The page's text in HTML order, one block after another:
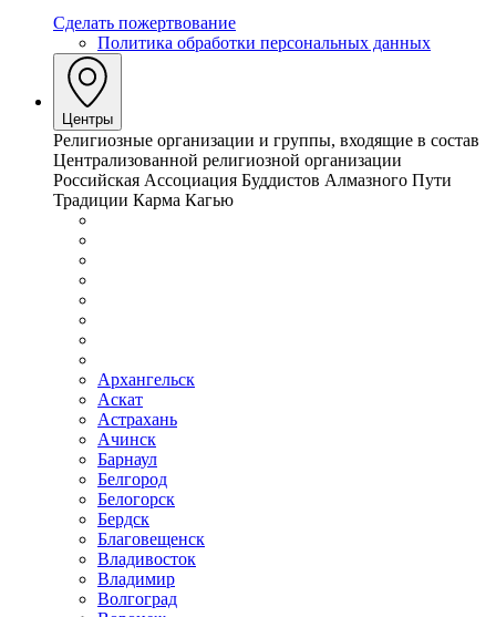
Сделать пожертвование
Политика обработки персональных данных
Центры
Религиозные организации и группы, входящие в состав
Централизованной религиозной организации
Российская Ассоциация Буддистов Алмазного Пути
Традиции Карма Кагью
Архангельск
Аскат
Астрахань
Ачинск
Барнаул
Белгород
Белогорск
Бердск
Благовещенск
Владивосток
Владимир
Волгоград